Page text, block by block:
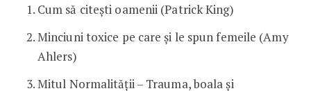
Cum să citești oamenii (Patrick King)
Minciuni toxice pe care și le spun femeile (Amy
Ahlers)
Mitul Normalității – Trauma, boala și